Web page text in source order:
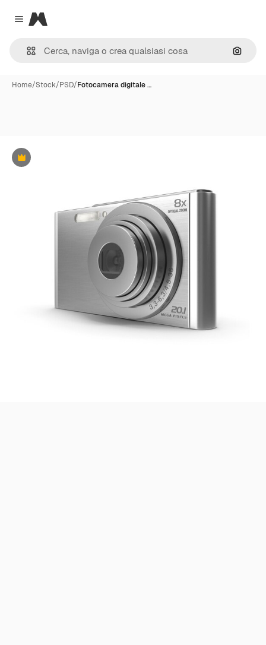
Close menu
Magnific
Cerca
Home/Stock/PSD/Fotocamera digitale …
Premium